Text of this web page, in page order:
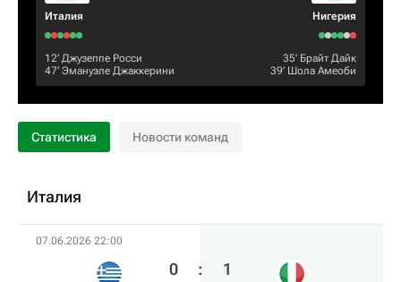
Италия Нигерия
12‎’‎ Джузеппе Росси
47‎’‎ Эмануэле Джаккерини
35‎’‎ Брайт Дайк
39‎’‎ Шола Амеоби
Статистика Новости команд
Италия
07.06.2026 22:00
0 : 1